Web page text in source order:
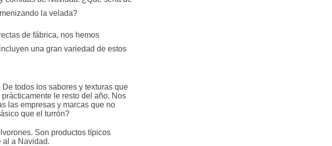
la velada?
de fábrica, nos hemos
una gran variedad de estos
todos los sabores y texturas que
le resto del año. Nos
las empresas y marcas que no
que el turrón?
Son productos típicos
al a Navidad.